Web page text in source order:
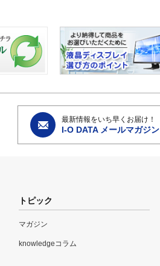
最新情報をいち早くお届け！
I-O DATA メールマガジン
トピック
マガジン
knowledgeコラム